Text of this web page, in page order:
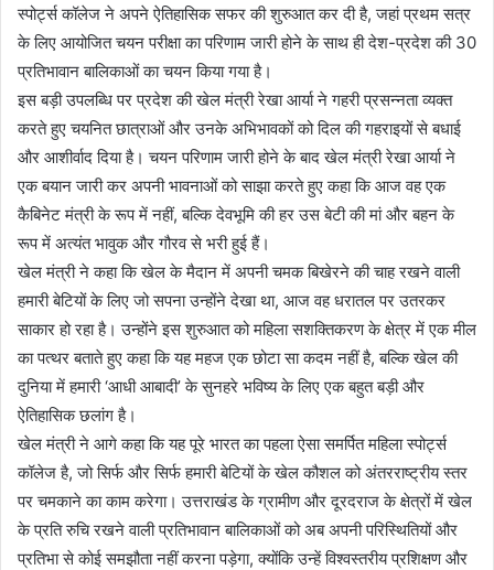
स्पोर्ट्स कॉलेज ने अपने ऐतिहासिक सफर की शुरुआत कर दी है, जहां प्रथम सत्र
के लिए आयोजित चयन परीक्षा का परिणाम जारी होने के साथ ही देश-प्रदेश की 30
प्रतिभावान बालिकाओं का चयन किया गया है।
इस बड़ी उपलब्धि पर प्रदेश की खेल मंत्री रेखा आर्या ने गहरी प्रसन्नता व्यक्त
करते हुए चयनित छात्राओं और उनके अभिभावकों को दिल की गहराइयों से बधाई
और आशीर्वाद दिया है। चयन परिणाम जारी होने के बाद खेल मंत्री रेखा आर्या ने
एक बयान जारी कर अपनी भावनाओं को साझा करते हुए कहा कि आज वह एक
कैबिनेट मंत्री के रूप में नहीं, बल्कि देवभूमि की हर उस बेटी की मां और बहन के
रूप में अत्यंत भावुक और गौरव से भरी हुई हैं।
खेल मंत्री ने कहा कि खेल के मैदान में अपनी चमक बिखेरने की चाह रखने वाली
हमारी बेटियों के लिए जो सपना उन्होंने देखा था, आज वह धरातल पर उतरकर
साकार हो रहा है। उन्होंने इस शुरुआत को महिला सशक्तिकरण के क्षेत्र में एक मील
का पत्थर बताते हुए कहा कि यह महज एक छोटा सा कदम नहीं है, बल्कि खेल की
दुनिया में हमारी ‘आधी आबादी’ के सुनहरे भविष्य के लिए एक बहुत बड़ी और
ऐतिहासिक छलांग है।
खेल मंत्री ने आगे कहा कि यह पूरे भारत का पहला ऐसा समर्पित महिला स्पोर्ट्स
कॉलेज है, जो सिर्फ और सिर्फ हमारी बेटियों के खेल कौशल को अंतरराष्ट्रीय स्तर
पर चमकाने का काम करेगा। उत्तराखंड के ग्रामीण और दूरदराज के क्षेत्रों में खेल
के प्रति रुचि रखने वाली प्रतिभावान बालिकाओं को अब अपनी परिस्थितियों और
प्रतिभा से कोई समझौता नहीं करना पड़ेगा, क्योंकि उन्हें विश्वस्तरीय प्रशिक्षण और